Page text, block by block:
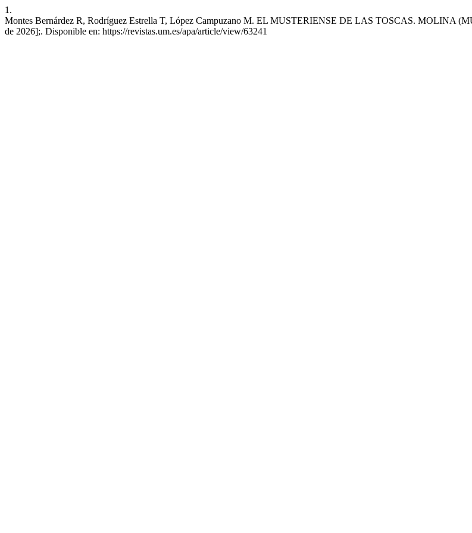
1.
Montes Bernárdez R, Rodríguez Estrella T, López Campuzano M. EL MUSTERIENSE DE LAS TOSCAS. MOLINA
de 2026];. Disponible en: https://revistas.um.es/apa/article/view/63241